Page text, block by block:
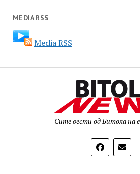
MEDIA RSS
Media RSS
Сите вести од Битола на